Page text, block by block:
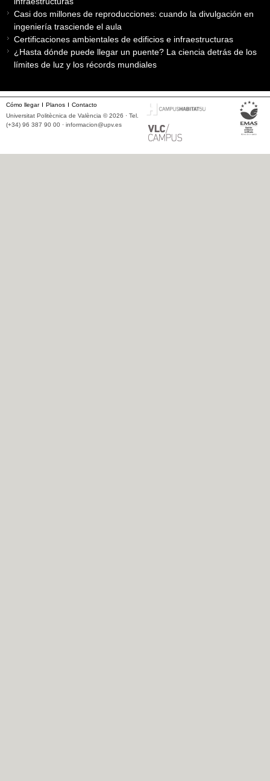
Casi dos millones de reproducciones: cuando la divulgación en
ingeniería trasciende el aula
Certificaciones ambientales de edificios e infraestructuras
¿Hasta dónde puede llegar un puente? La ciencia detrás de los
límites de luz y los récords mundiales
Cómo llegar Planos
Contacto
Universitat Politècnica de València © 2026 · Tel.
(+34) 96 387 90 00 · informacion@upv.es